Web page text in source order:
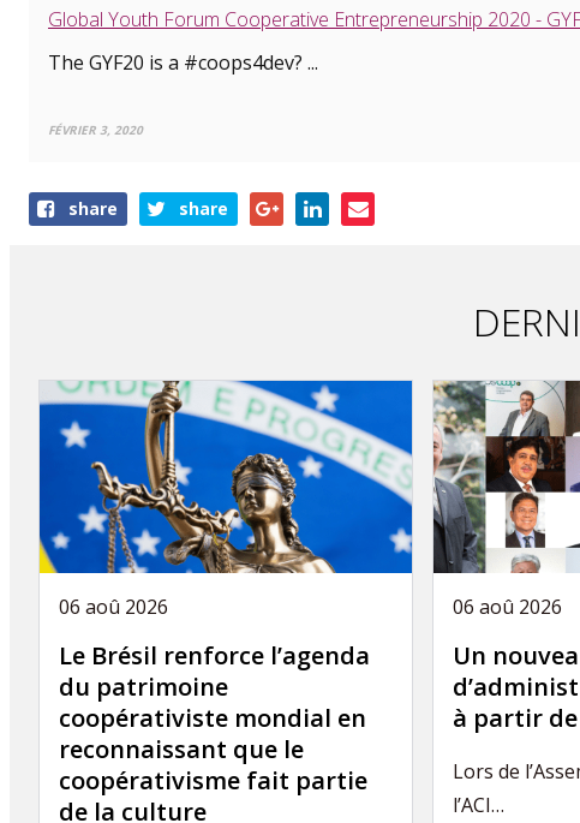
Global Youth Forum Cooperative Entrepreneurship 2020 -
The GYF20 is a #coops4dev? ...
FÉVRIER 3, 2020
Shareshare share
06 aoû 2026
Le Brésil renforce l’agenda
du patrimoine
coopérativiste mondial en
reconnaissant que le
coopérativisme fait partie
de la culture
06 aoû 2026
Un
à partir
Lors de
l’ACI…